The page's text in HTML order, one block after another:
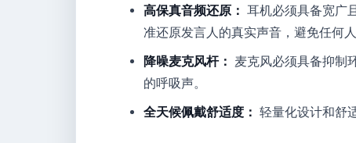
高保真音频还原： 耳机必须具备宽广
准还原发言人的真实声音，避免任何
降噪麦克风杆： 麦克风必须具备抑制
的呼吸声。
全天候佩戴舒适度： 轻量化设计和舒